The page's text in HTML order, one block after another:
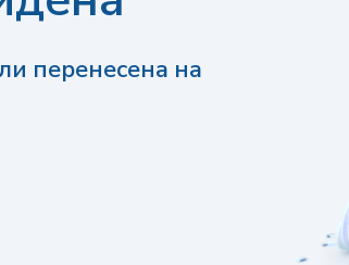
перенесена на